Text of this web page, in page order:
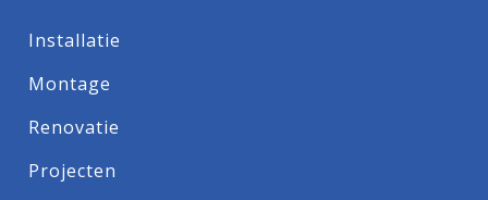
Installatie
Montage
Renovatie
Projecten